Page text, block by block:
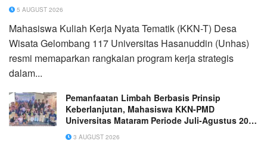
5 AUGUST 2026
Mahasiswa Kuliah Kerja Nyata Tematik (KKN-T) Desa
Wisata Gelombang 117 Universitas Hasanuddin (Unhas)
resmi memaparkan rangkaian program kerja strategis
dalam...
Pemanfaatan Limbah Berbasis Prinsip
Keberlanjutan, Mahasiswa KKN-PMD
Universitas Mataram Periode Juli-Agustus 2026
Dorong Pengelolaan Limbah Organik dan
Penghijauan di 14 Dusun Desa Ubung, Kec.
3 AUGUST 2026